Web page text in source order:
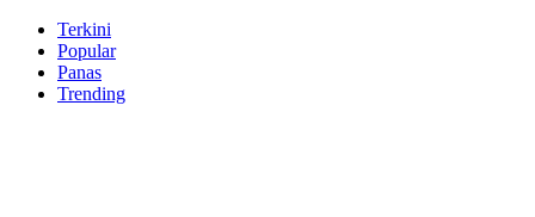
Terkini
Popular
Panas
Trending